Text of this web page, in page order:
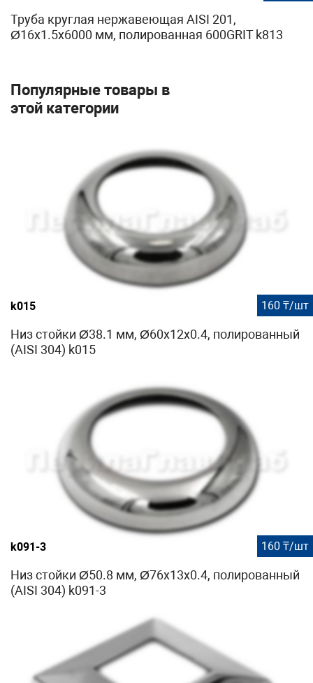
Труба круглая нержавеющая AISI 201,
Ø16х1.5х6000 мм, полированная 600GRIT k813
Популярные товары в
этой категории
k015 160 ₸/шт
Низ стойки Ø38.1 мм, Ø60х12х0.4, полированный
(AISI 304) k015
k091-3 160 ₸/шт
Низ стойки Ø50.8 мм, Ø76х13х0.4, полированный
(AISI 304) k091-3